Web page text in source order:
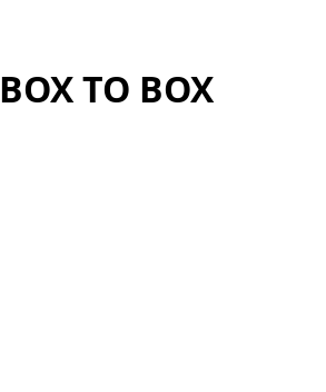
BOX TO BOX